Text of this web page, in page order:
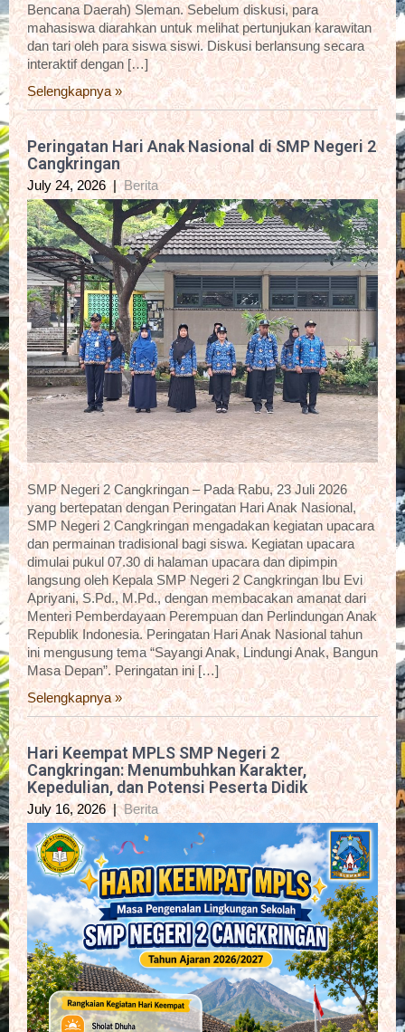
Bencana Daerah) Sleman. Sebelum diskusi, para
mahasiswa diarahkan untuk melihat pertunjukan karawitan
dan tari oleh para siswa siswi. Diskusi berlansung secara
interaktif dengan […]
Selengkapnya »
Peringatan Hari Anak Nasional di SMP Negeri 2
Cangkringan
July 24, 2026 |Berita
SMP Negeri 2 Cangkringan – Pada Rabu, 23 Juli 2026
yang bertepatan dengan Peringatan Hari Anak Nasional,
SMP Negeri 2 Cangkringan mengadakan kegiatan upacara
dan permainan tradisional bagi siswa. Kegiatan upacara
dimulai pukul 07.30 di halaman upacara dan dipimpin
langsung oleh Kepala SMP Negeri 2 Cangkringan Ibu Evi
Apriyani, S.Pd., M.Pd., dengan membacakan amanat dari
Menteri Pemberdayaan Perempuan dan Perlindungan Anak
Republik Indonesia. Peringatan Hari Anak Nasional tahun
ini mengusung tema “Sayangi Anak, Lindungi Anak, Bangun
Masa Depan”. Peringatan ini […]
Selengkapnya »
Hari Keempat MPLS SMP Negeri 2
Cangkringan: Menumbuhkan Karakter,
Kepedulian, dan Potensi Peserta Didik
July 16, 2026 |Berita